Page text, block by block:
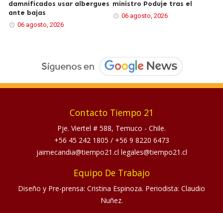
damnificados usar albergues
ante bajas
06 agosto, 2026
ministro Poduje tras el
06 agosto, 2026
Contacto Tiempo 21
Pje. Viertel # 588, Temuco - Chile.
+56 45 242 1805 / +56 9 8220 6473
jaimecandia@tiempo21.cl legales@tiempo21.cl
Equipo De Trabajo
Diseño y Pre-prensa: Cristina Espinoza. Periodista: Claudio
Nuñez.